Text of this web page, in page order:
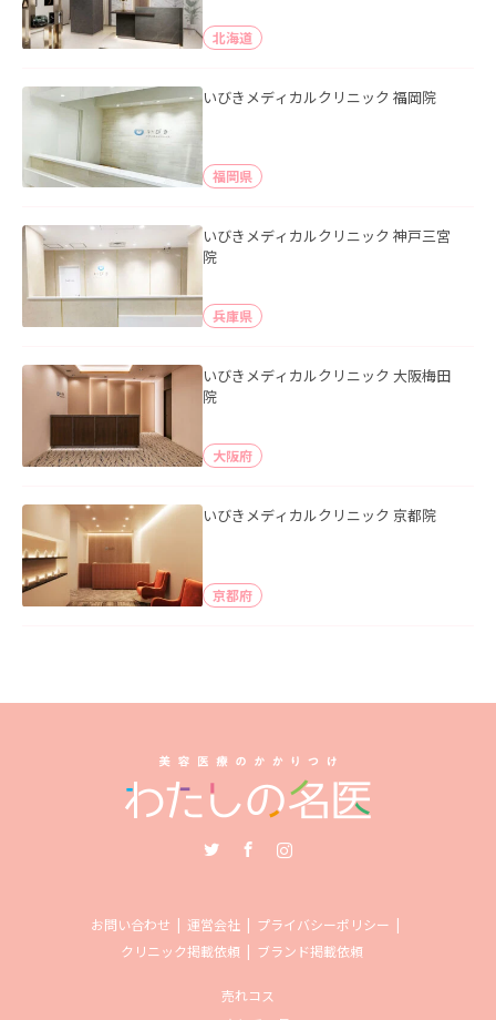
北海道
いびきメディカルクリニック 福岡院
福岡県
いびきメディカルクリニック 神戸三宮
院
兵庫県
いびきメディカルクリニック 大阪梅田
院
大阪府
いびきメディカルクリニック 京都院
京都府
お問い合わせ 運営会社
プライバシーポリシー
クリニック掲載依頼
ブランド掲載依頼
売れコス